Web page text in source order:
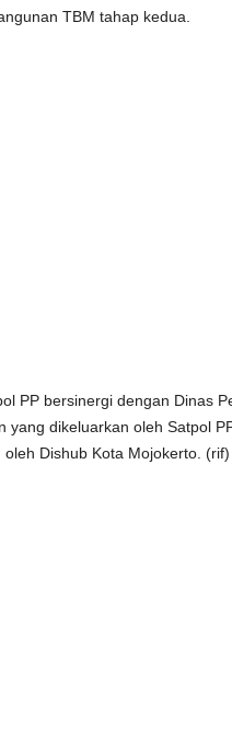
TBM tahap kedua.
PP bersinergi dengan Dinas
yang dikeluarkan oleh Satpol
Dishub Kota Mojokerto. (rif)